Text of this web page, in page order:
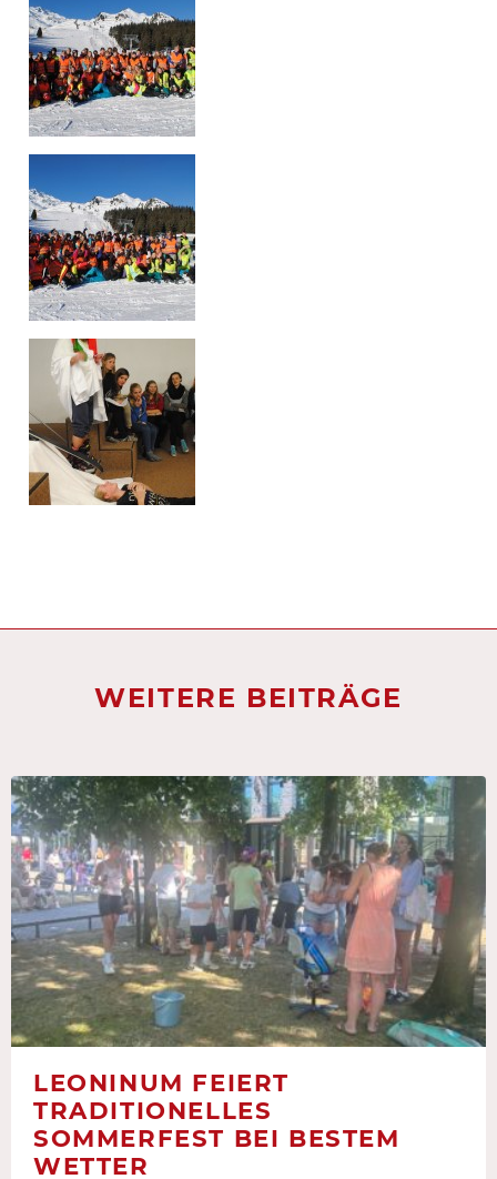
WEITERE BEITRÄGE
LEONINUM FEIERT
TRADITIONELLES
SOMMERFEST BEI BESTEM
WETTER